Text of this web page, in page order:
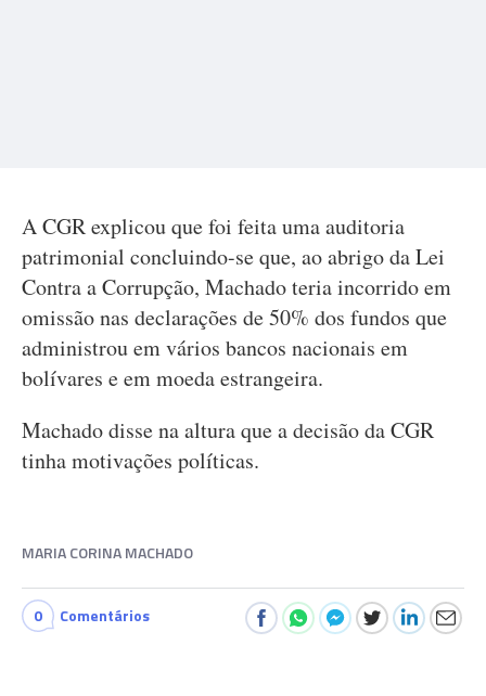
A CGR explicou que foi feita uma auditoria
patrimonial concluindo-se que, ao abrigo da Lei
Contra a Corrupção, Machado teria incorrido em
omissão nas declarações de 50% dos fundos que
administrou em vários bancos nacionais em
bolívares e em moeda estrangeira.
Machado disse na altura que a decisão da CGR
tinha motivações políticas.
MARIA CORINA MACHADO
0 Comentários